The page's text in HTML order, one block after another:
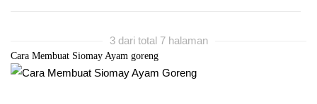
3 dari total 7 halaman
Cara Membuat Siomay Ayam goreng